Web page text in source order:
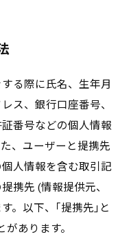
る際に氏名、生年月
ス、銀行口座番号、
番号などの個人情報
、ユーザーと提携先
人情報を含む取引記
携先 (情報提供元、
。以下、｢提携先｣と
あります。